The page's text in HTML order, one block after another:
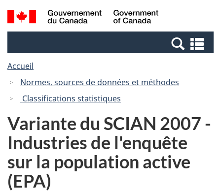
Passer
au
Passer
à
Canada
Recherche
et
et
Accueil
Normes, sources de données et méthodes
Classifications statistiques
Variante du SCIAN 2007 -
Industries de l'enquête
sur la population active
(EPA)